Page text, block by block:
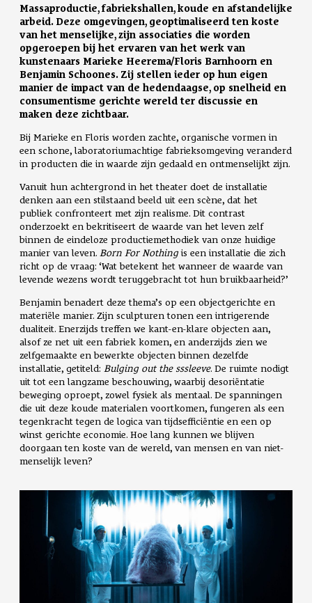
Massaproductie, fabriekshallen, koude en afstandelijke
arbeid. Deze omgevingen, geoptimaliseerd ten koste
van het menselijke, zijn associaties die worden
opgeroepen bij het ervaren van het werk van
kunstenaars Marieke Heerema/Floris Barnhoorn en
Benjamin Schoones. Zij stellen ieder op hun eigen
manier de impact van de hedendaagse, op snelheid en
consumentisme gerichte wereld ter discussie en
maken deze zichtbaar.
Bij Marieke en Floris worden zachte, organische vormen in
een schone, laboratoriumachtige fabrieksomgeving veranderd
in producten die in waarde zijn gedaald en ontmenselijkt zijn.
Vanuit hun achtergrond in het theater doet de installatie
denken aan een stilstaand beeld uit een scène, dat het
publiek confronteert met zijn realisme. Dit contrast
onderzoekt en bekritiseert de waarde van het leven zelf
binnen de eindeloze productiemethodiek van onze huidige
manier van leven. Born For Nothingis een installatie die zich
richt op de vraag: ‘Wat betekent het wanneer de waarde van
levende wezens wordt teruggebracht tot hun bruikbaarheid?’
Benjamin benadert deze thema’s op een objectgerichte en
materiële manier. Zijn sculpturen tonen een intrigerende
dualiteit. Enerzijds treffen we kant-en-klare objecten aan,
alsof ze net uit een fabriek komen, en anderzijds zien we
zelfgemaakte en bewerkte objecten binnen dezelfde
installatie, getiteld: Bulging out the sssleeve. De ruimte nodigt
uit tot een langzame beschouwing, waarbij desoriëntatie
beweging oproept, zowel fysiek als mentaal. De spanningen
die uit deze koude materialen voortkomen, fungeren als een
tegenkracht tegen de logica van tijdsefficiëntie en een op
winst gerichte economie. Hoe lang kunnen we blijven
doorgaan ten koste van de wereld, van mensen en van niet-
menselijk leven?